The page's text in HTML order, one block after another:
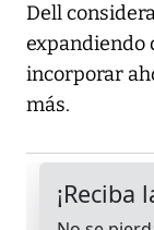
Dell
expandiendo
incorporar
más.